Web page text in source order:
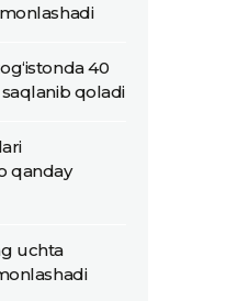
40
saqlanib qoladi
qanday
uchta